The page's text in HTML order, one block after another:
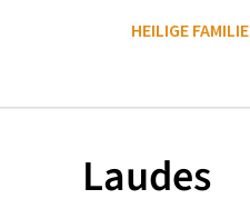
HEILIGE FAMILIE
Laudes